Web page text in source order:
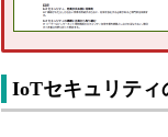
IoTセキュリティ